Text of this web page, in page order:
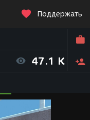
Поддержать
47.1 K